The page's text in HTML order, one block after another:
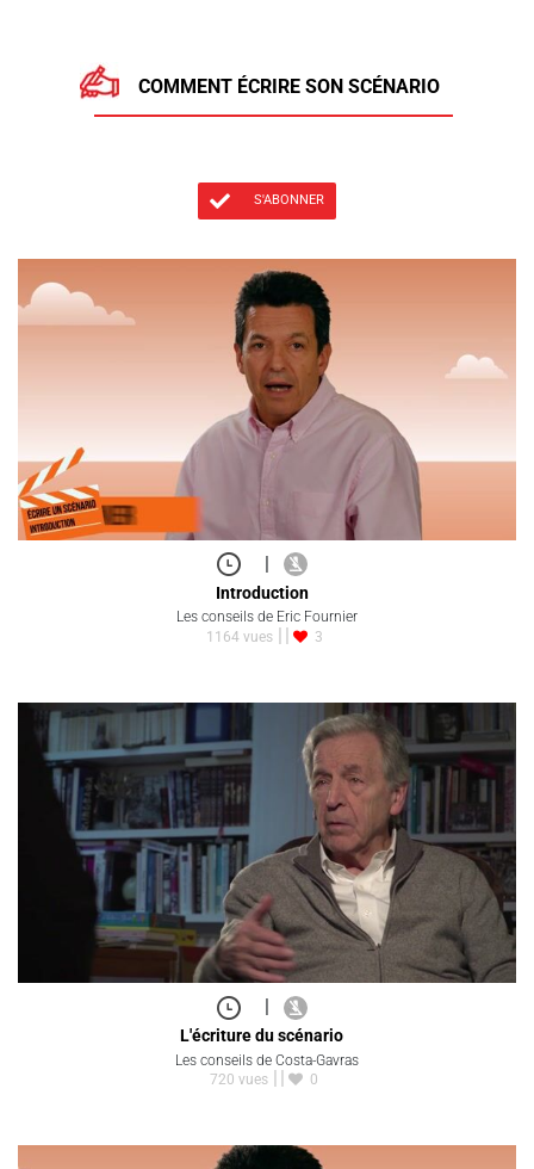
COMMENT ÉCRIRE SON SCÉNARIO
S'ABONNER
|
Introduction
Les conseils de Eric Fournier
1164 vues
3
|
L'écriture du scénario
Les conseils de Costa-Gavras
720 vues
0